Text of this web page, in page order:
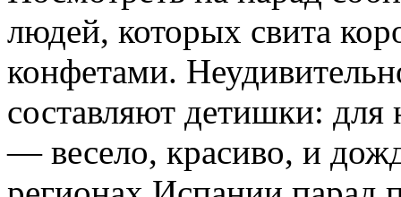
людей, которых свита
конфетами.
составляют детишки: для
— весело, красиво, и